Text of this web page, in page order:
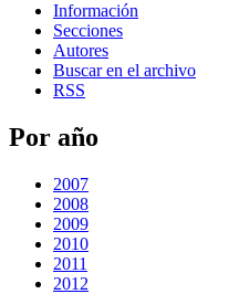
Información
Secciones
Autores
Buscar en el archivo
RSS
Por año
2007
2008
2009
2010
2011
2012